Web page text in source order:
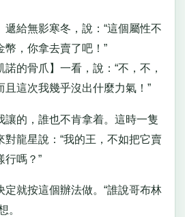
給無影寒冬，說：“這個屬性不
，你拿去賣了吧！”
骨爪】一看，說：“不，不，
這次我幾乎沒出什麼力氣！”
的，誰也不肯拿着。這時一隻
對龍星說：“我的王，不如把它賣
行嗎？”
就按這個辦法做。“誰說哥布林
。